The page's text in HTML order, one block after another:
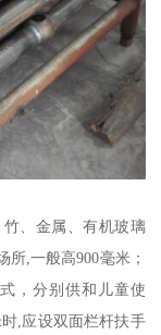
、金属、有机玻璃
,一般高900毫米；
，分别供和儿童使
,应设双面栏杆扶手